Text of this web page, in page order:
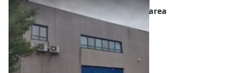
#2537976 Capannone logistico con area
carico/scarico
Inserito il: 22/07/2026
San Canzian d'Isonzo (Gorizia)
Prezzo
142.000 €